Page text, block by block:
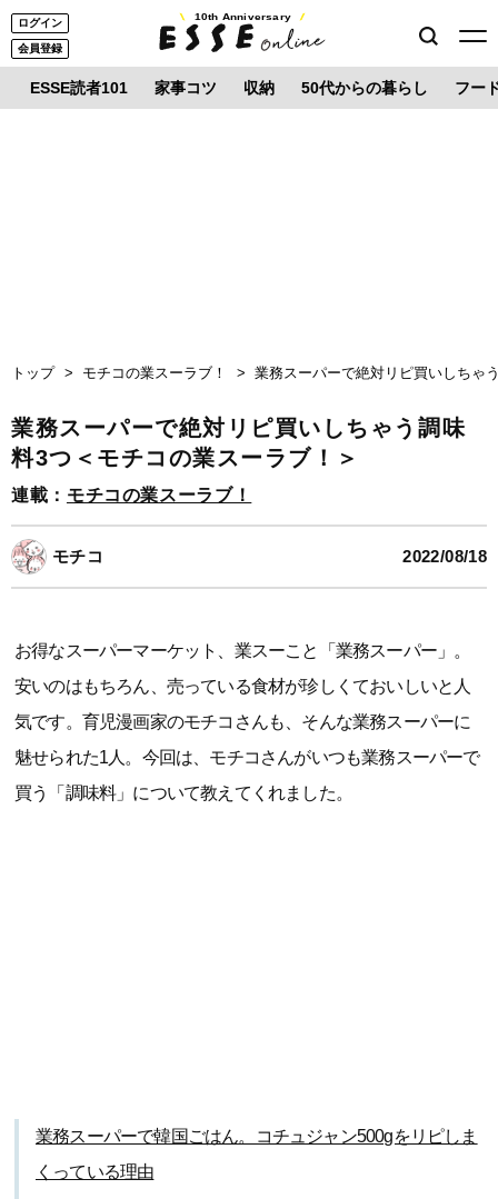
ログイン
会員登録
10th Anniversary
ESSE読者101 家事コツ 収納 50代からの暮らし フー
トップ モチコの業スーラブ！ 業務スーパーで絶対リピ買いしちゃ
業務スーパーで絶対リピ買いしちゃう調味
料3つ＜モチコの業スーラブ！＞
連載： モチコの業スーラブ！
モチコ 2022/08/18
お得なスーパーマーケット、業スーこと「業務スーパー」。
安いのはもちろん、売っている食材が珍しくておいしいと人
気です。育児漫画家のモチコさんも、そんな業務スーパーに
魅せられた1人。今回は、モチコさんがいつも業務スーパーで
買う「調味料」について教えてくれました。
業務スーパーで韓国ごはん。コチュジャン500gをリピしま
くっている理由